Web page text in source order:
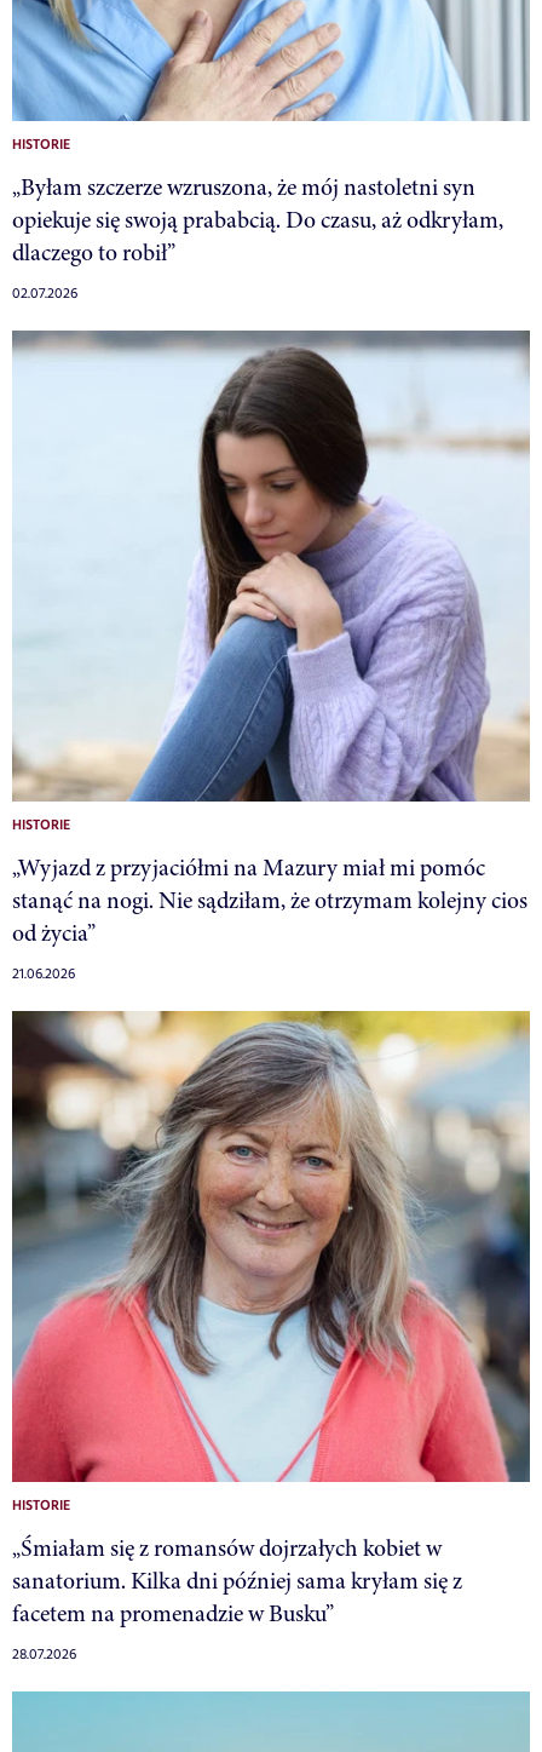
HISTORIE
„Byłam szczerze wzruszona, że mój nastoletni syn
opiekuje się swoją prababcią. Do czasu, aż odkryłam,
dlaczego to robił”
02.07.2026
HISTORIE
„Wyjazd z przyjaciółmi na Mazury miał mi pomóc
stanąć na nogi. Nie sądziłam, że otrzymam kolejny cios
od życia”
21.06.2026
HISTORIE
„Śmiałam się z romansów dojrzałych kobiet w
sanatorium. Kilka dni później sama kryłam się z
facetem na promenadzie w Busku”
28.07.2026